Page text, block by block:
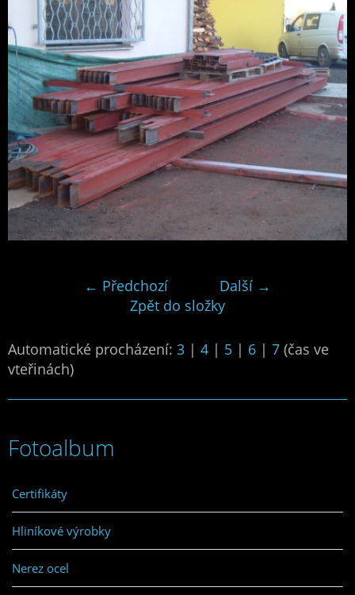
← Předchozí
Další →
Zpět do složky
Automatické procházení: 3 | 4 | 5 | 6 | 7 (čas ve
vteřinách)
Fotoalbum
Certifikáty
Hliníkové výrobky
Nerez ocel